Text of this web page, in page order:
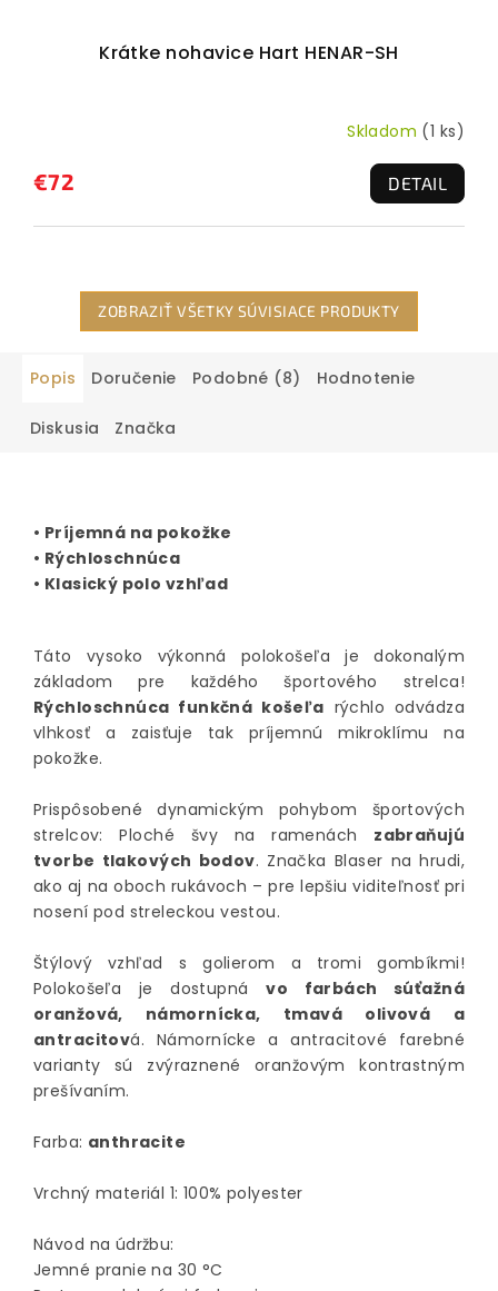
Krátke nohavice Hart HENAR-SH
Skladom (1 ks)
€72 DETAIL
ZOBRAZIŤ VŠETKY SÚVISIACE PRODUKTY
Popis Doručenie Podobné (8) Hodnotenie
Diskusia Značka
• Príjemná na pokožke
• Rýchloschnúca
• Klasický polo vzhľad
Táto vysoko výkonná polokošeľa je dokonalým
základom pre každého športového strelca!
Rýchloschnúca funkčná košeľa rýchlo odvádza
vlhkosť a zaisťuje tak príjemnú mikroklímu na
pokožke.
Prispôsobené dynamickým pohybom športových
strelcov: Ploché švy na ramenách zabraňujú
tvorbe tlakových bodov. Značka Blaser na hrudi,
ako aj na oboch rukávoch – pre lepšiu viditeľnosť pri
nosení pod streleckou vestou.
Štýlový vzhľad s golierom a tromi gombíkmi!
Polokošeľa je dostupnávo farbách súťažná
oranžová, námornícka, tmavá olivová a
antracitová. Námornícke a antracitové farebné
varianty sú zvýraznené oranžovým kontrastným
prešívaním.
Farba: anthracite
Vrchný materiál 1: 100% polyester
Návod na údržbu:
Jemné pranie na 30 °C